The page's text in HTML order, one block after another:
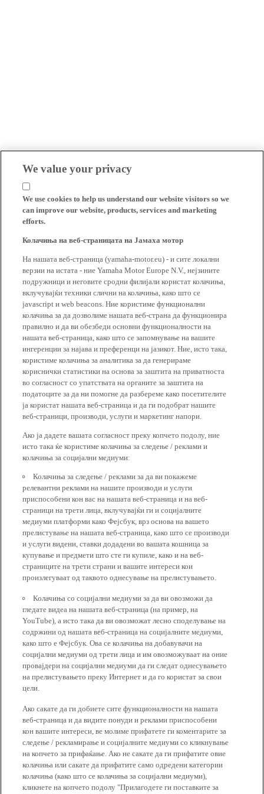
We value your privacy
We use cookies to help us understand our website visitors so we
can improve our website, products, services and marketing
efforts.
Колачиња на веб-страницата на Јамаха мотор
На нашата веб-страница (yamaha-motor.eu) - и сите локални
верзии на истата - ние Yamaha Motor Europe N.V., нејзините
подружници и неговите сродни филијали користат колачиња,
вклучувајќи техники слични на колачиња, како што се
javascript и web beacons. Ние користиме функционални
колачиња за да дозволиме нашата веб-страна да функционира
правилно и да ви обезбеди основни функционалности на
нашата веб-страница, како што се запомнување на вашите
ингеренции за најава и преференци на јазикот. Ние, исто така,
користиме колачиња за аналитика за да генерираме
кориснички статистики на основа за заштита на приватноста
во согласност со упатствата на органите за заштита на
податоците за да ни помогне да разбереме како посетителите
ја користат нашата веб-страница и да ги подобрат нашите
веб-страници, производи, услуги и маркетинг напори.
Ако ја дадете вашата согласност преку копчето подолу, ние
исто така ќе користиме колачиња за следење / реклами и
колачиња за социјални медиуми:
Колачиња за следење / реклами за да ви покажеме
релевантни реклами на нашите производи и услуги
приспособени кон вас на нашата веб-страница и на веб-
страници на трети лица, вклучувајќи ги и социјалните
медиуми платформи како Фејсбук, врз основа на вашето
прелистување на нашата веб-страница, како што се производи
и услуги видени, ставки додадени во вашата кошница за
купување и предмети што сте ги купиле, како и на веб-
страниците на трети страни и вашите интереси кои
произлегуваат од таквото однесување на прелистувањето.
Колачиња со социјални медиуми за да ви овозможи да
гледате видеа на нашата веб-страница (на пример, на
YouTube), а исто така да ви овозможат лесно споделување на
содржини од нашата веб-страница на социјалните медиуми,
како што е Фејсбук. Ова се колачиња на добавувачи на
социјални медиуми од трети лица и им овозможуваат на оние
провајдери на социјални медиуми да ги следат однесувањето
на прелистувањето преку Интернет и да го користат за свои
цели.
Ако сакате да ги добиете сите функционалности на нашата
веб-страница и да видите понуди и реклами приспособени
кон вашите интереси, ве молиме прифатете ги коментарите за
следење / рекламирање и социјалните медиуми со кликнување
на копчето за прифаќање. Ако не сакате да ги прифатите овие
колачиња или сакате да прифатите само одредени категории
колачиња (како што се колачиња за социјални медиуми),
кликнете на копчето подолу "Прилагодете ги поставките за